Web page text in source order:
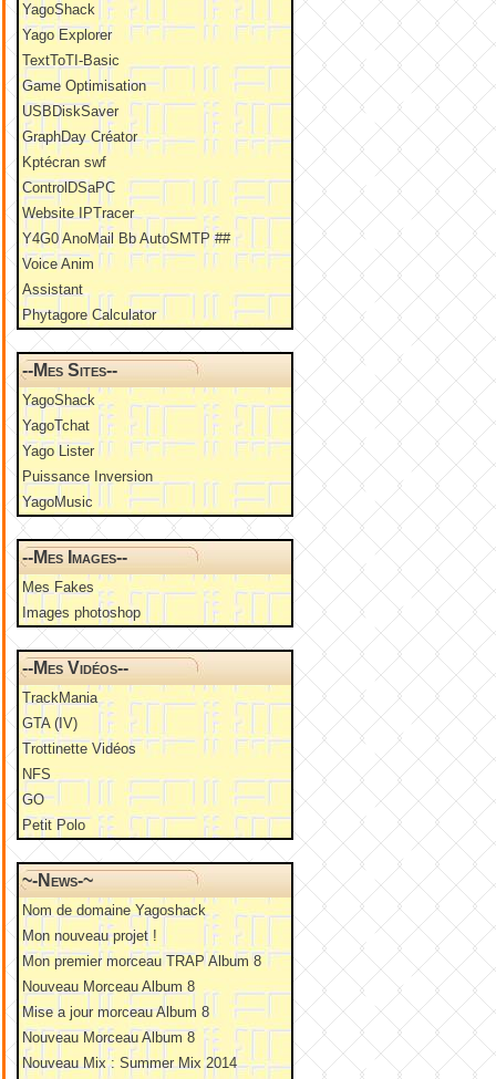
YagoShack
Yago Explorer
TextToTI-Basic
Game Optimisation
USBDiskSaver
GraphDay Créator
Kptécran swf
ControlDSaPC
Website IPTracer
Y4G0 AnoMail Bb AutoSMTP ##
Voice Anim
Assistant
Phytagore Calculator
--Mes Sites--
YagoShack
YagoTchat
Yago Lister
Puissance Inversion
YagoMusic
--Mes Images--
Mes Fakes
Images photoshop
--Mes Vidéos--
TrackMania
GTA (IV)
Trottinette Vidéos
NFS
GO
Petit Polo
~-News-~
Nom de domaine Yagoshack
Mon nouveau projet !
Mon premier morceau TRAP Album 8
Nouveau Morceau Album 8
Mise a jour morceau Album 8
Nouveau Morceau Album 8
Nouveau Mix : Summer Mix 2014